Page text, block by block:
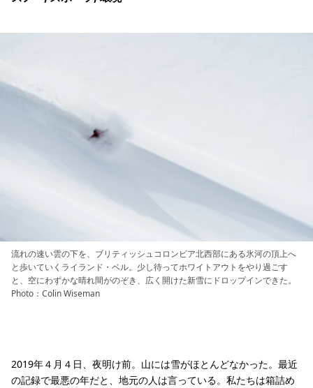
流れの速い雲の下を、ブリティッシュコロンビア北西部にある氷河の頂上へ
と歩いていくライランド・ベル。少し待ってホワイトアウトをやり過ごす
と、空にわずかな晴れ間がのぞき、広く開けた新雪にドロップインできた。
Photo：Colin Wiseman
2019年４月４日、夜明け前。山には雪がほとんどなかった。最近
の記録で最悪の年だと、地元の人は言っている。私たちは箱詰め